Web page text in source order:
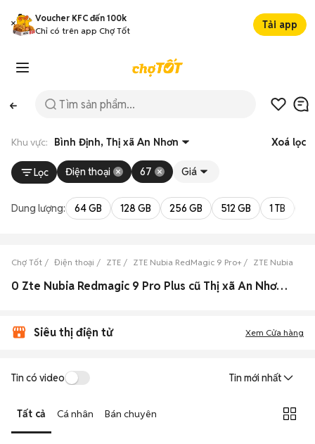
Voucher KFC đến 100k
Chỉ có trên app Chợ Tốt
Tải app
Khu vực: Bình Định, Thị xã An Nhơn Xoá lọc
Lọc Điện thoại 67 Giá
Dung lượng: 64 GB 128 GB 256 GB 512 GB 1 TB
Chợ Tốt Điện thoại ZTE ZTE Nubia RedMagic 9 Pro+ ZTE Nubia
0 Zte Nubia Redmagic 9 Pro Plus cũ Thị xã An Nhơn, Bình Định đẹp
Siêu thị điện tử Xem Cửa hàng
Tin có video Tin mới nhất
Tất cả Cá nhân Bán chuyên